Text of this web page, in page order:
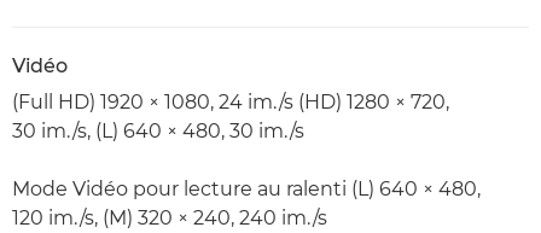
Vidéo
(Full HD) 1920 × 1080, 24 im./s (HD) 1280 × 720,
30 im./s, (L) 640 × 480, 30 im./s
Mode Vidéo pour lecture au ralenti (L) 640 × 480,
120 im./s, (M) 320 × 240, 240 im./s